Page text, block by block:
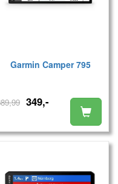
Garmin Camper 795
349,-